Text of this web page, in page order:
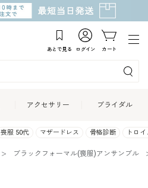
あとで見る ログイン カート
アクセサリー ブライダル
喪服 50代 マザードレス 骨格診断 トロ
ブラックフォーマル(喪服)アンサンブル